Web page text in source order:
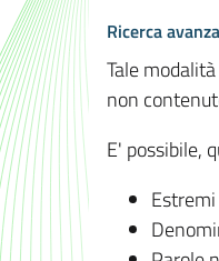
Ricerca
Tale
non
E' possibile,